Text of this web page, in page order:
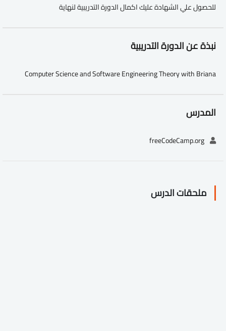
للحصول علي الشهادة عليك اكمال الدورة التدريبية لنهاية
نبذة عن الدورة التدريبية
Computer Science and Software Engineering Theory with Briana
المدرس
ملحقات الدرس